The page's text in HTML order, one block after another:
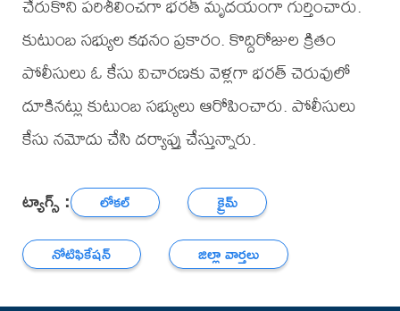
కుటుంబ సభ్యుల కథనం ప్రకారం. కొద్దిరోజుల క్రితం
పోలీసులు ఓ కేసు విచారణకు వెళ్లగా భరత్ చెరువులో
దూకినట్లు కుటుంబ సభ్యులు ఆరోపించారు. పోలీసులు
కేసు నమోదు చేసి దర్యాప్తు చేస్తున్నారు.
ట్యాగ్స్ : లోకల్
క్రైమ్
నోటిఫికేషన్
జిల్లా వార్తలు